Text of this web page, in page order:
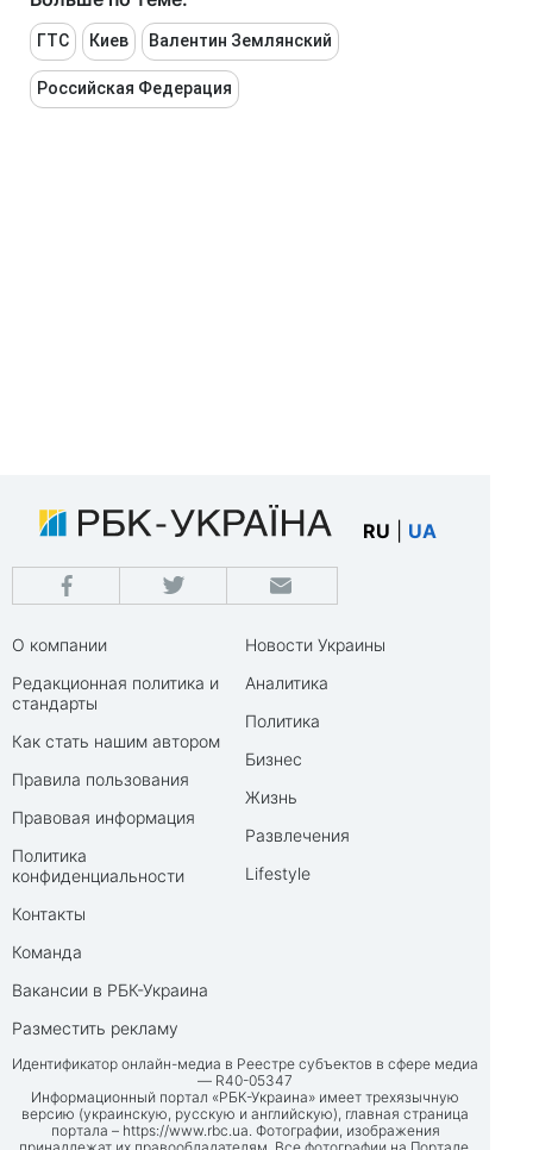
ГТС Киев Валентин Землянский
Российская Федерация
RU UA
О компании
Редакционная политика и
стандарты
Как стать нашим автором
Правила пользования
Правовая информация
Политика
конфиденциальности
Контакты
Команда
Вакансии в РБК-Украина
Разместить рекламу
Новости Украины
Аналитика
Политика
Бизнес
Жизнь
Развлечения
Lifestyle
Идентификатор онлайн-медиа в Реестре субъектов в сфере медиа
— R40-05347
Информационный портал «РБК-Украина» имеет трехязычную
версию (украинскую, русскую и английскую), главная страница
портала – https://www.rbc.ua. Фотографии, изображения